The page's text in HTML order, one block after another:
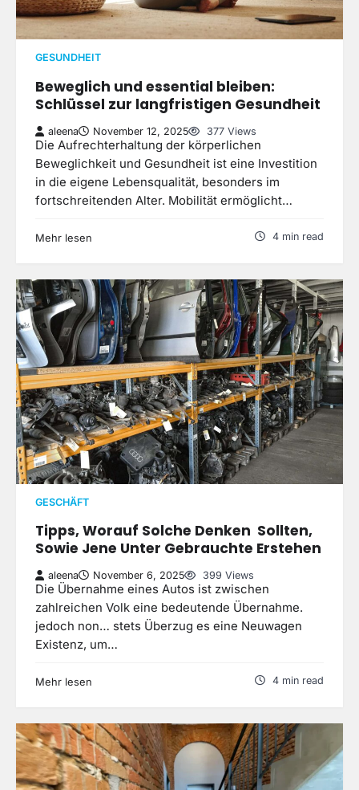
GESUNDHEIT
Beweglich und essential bleiben:
Schlüssel zur langfristigen Gesundheit
aleena November 12, 2025 377 Views
Die Aufrechterhaltung der körperlichen
Beweglichkeit und Gesundheit ist eine Investition
in die eigene Lebensqualität, besonders im
fortschreitenden Alter. Mobilität ermöglicht…
Mehr lesen 4 min read
GESCHÄFT
Tipps, Worauf Solche Denken Sollten,
Sowie Jene Unter Gebrauchte Erstehen
aleena November 6, 2025 399 Views
Die Übernahme eines Autos ist zwischen
zahlreichen Volk eine bedeutende Übernahme.
jedoch non… stets Überzug es eine Neuwagen
Existenz, um…
Mehr lesen 4 min read